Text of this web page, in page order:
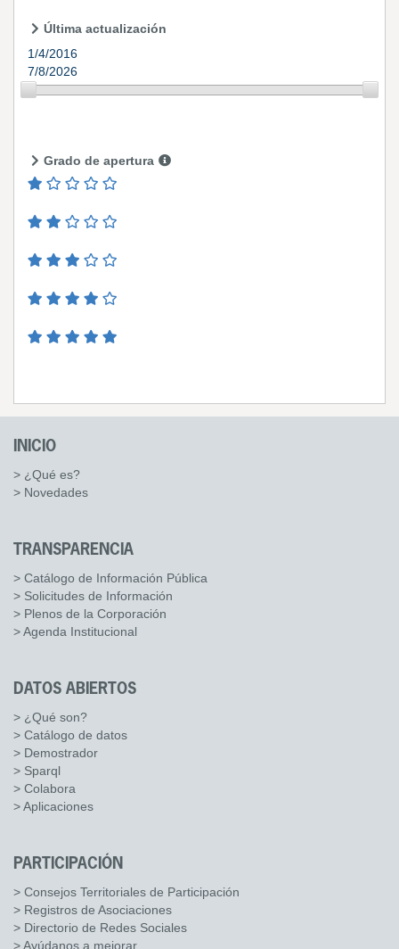
Última actualización
1/4/2016
7/8/2026
Grado de apertura
INICIO
> ¿Qué es?
> Novedades
TRANSPARENCIA
> Catálogo de Información Pública
> Solicitudes de Información
> Plenos de la Corporación
> Agenda Institucional
DATOS ABIERTOS
> ¿Qué son?
> Catálogo de datos
> Demostrador
> Sparql
> Colabora
> Aplicaciones
PARTICIPACIÓN
> Consejos Territoriales de Participación
> Registros de Asociaciones
> Directorio de Redes Sociales
> Ayúdanos a mejorar